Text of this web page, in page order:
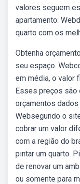
valores seguem
apartamento:
quarto com os
Obtenha
seu espaço.
em média, o valor
Esses preços são
orçamentos
Websegundo o
cobrar um valor
com a região do
pintar um quarto.
de renovar um
ou somente para